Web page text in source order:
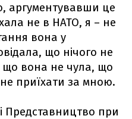
аргументувавши це
не в НАТО, я – не
вона у
що нічого не
що вона не чула, що
приїхати за мною.
Представництво при